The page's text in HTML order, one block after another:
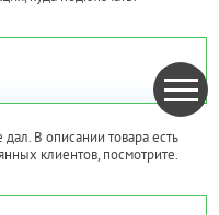
В описании товара есть
клиентов, посмотрите.